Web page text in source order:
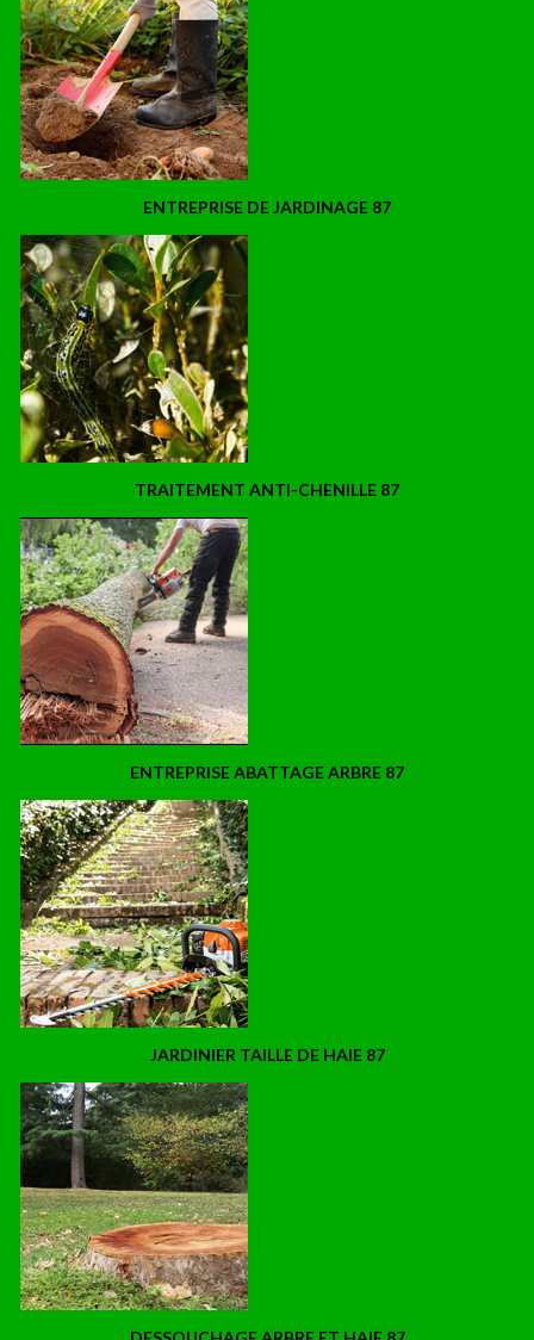
ENTREPRISE DE JARDINAGE 87
TRAITEMENT ANTI-CHENILLE 87
ENTREPRISE ABATTAGE ARBRE 87
JARDINIER TAILLE DE HAIE 87